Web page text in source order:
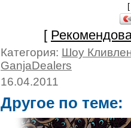
[
Категория: Шоу
GanjaDealers
16.04.2011
Другое по теме: